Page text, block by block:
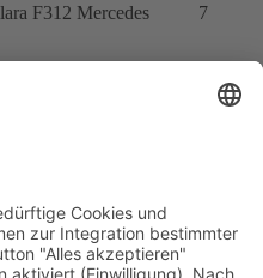
F312 Mercedes 7
3 European Championship
3 Cup